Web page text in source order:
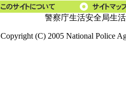
警察庁生活安全局生
Copyright (C) 2005 National Police